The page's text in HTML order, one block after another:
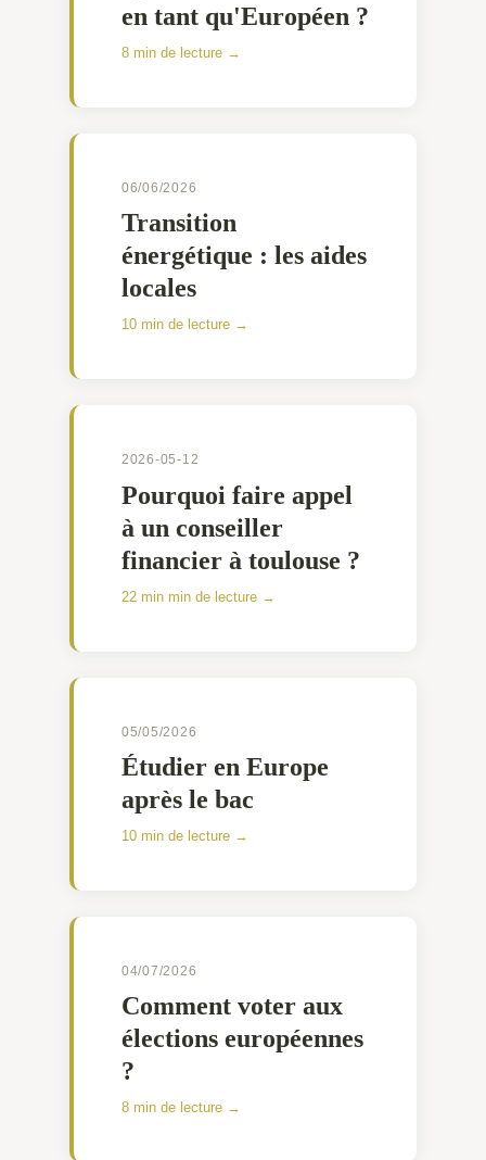
en tant qu'Européen ?
8 min de lecture →
06/06/2026
Transition
énergétique : les aides
locales
10 min de lecture →
2026-05-12
Pourquoi faire appel
à un conseiller
financier à toulouse ?
22 min min de lecture →
05/05/2026
Étudier en Europe
après le bac
10 min de lecture →
04/07/2026
Comment voter aux
élections européennes
?
8 min de lecture →